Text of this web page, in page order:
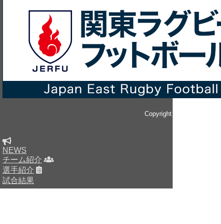
Copyright © since 2014
NEWS
チーム紹介
選手紹介
試合結果